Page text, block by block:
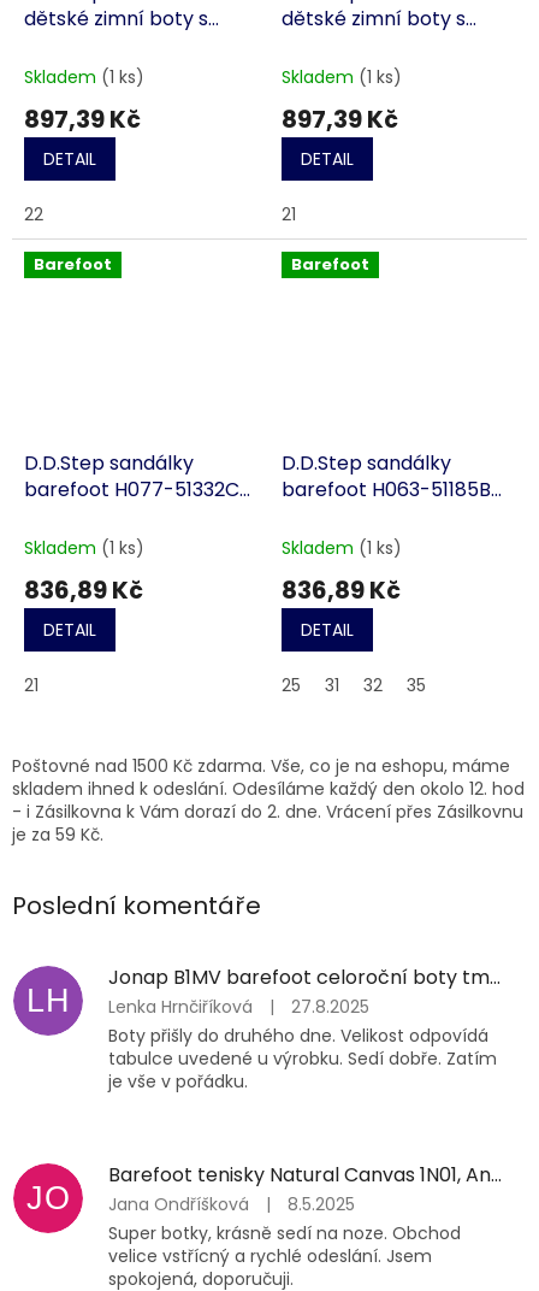
dětské zimní boty s
Pink
Skladem (1 ks)
897,39 Kč
DETAIL
22
dětské zimní boty s
Blue
Skladem (1 ks)
897,39 Kč
DETAIL
21
Barefoot
D.D.Step sandálky
barefoot H077-51332C
Skladem (1 ks)
836,89 Kč
DETAIL
21
Barefoot
D.D.Step sandálky
barefoot H063-51185B
Skladem (1 ks)
836,89 Kč
DETAIL
25 31 32 35
Poštovné nad 1500 Kč zdarma. Vše, co je na eshopu, máme
skladem ihned k odeslání. Odesíláme každý den okolo 12. hod
- i Zásilkovna k Vám dorazí do 2. dne. Vrácení přes Zásilkovnu
je za 59 Kč.
Poslední komentáře
LH
Jonap B1MV barefoot celoroční boty tmavě modré
Lenka Hrnčiříková |
27.8.2025
Boty přišly do druhého dne. Velikost odpovídá
tabulce uvedené u výrobku. Sedí dobře. Zatím
je vše v pořádku.
JO
Barefoot tenisky Natural Canvas 1N01, Anatomic černé třpytky
Jana Ondříšková |
8.5.2025
Super botky, krásně sedí na noze. Obchod
velice vstřícný a rychlé odeslání. Jsem
spokojená, doporučuji.